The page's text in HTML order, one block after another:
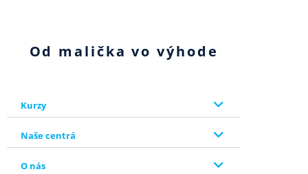
Od malička vo výhode
Kurzy
Naše centrá
O nás